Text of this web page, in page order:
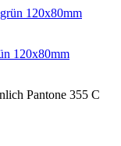
120x80mm
Pantone 355 C